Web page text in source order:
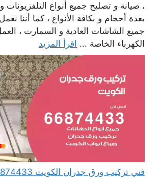
، صيانة و تصليح جميع أنواع
بعدة أحجام و بكافة الأنواع ، كما أننا
جميع الشاشات العادية و السمارت ،
الكهرباء الخاصة ... اقرأ المزيد